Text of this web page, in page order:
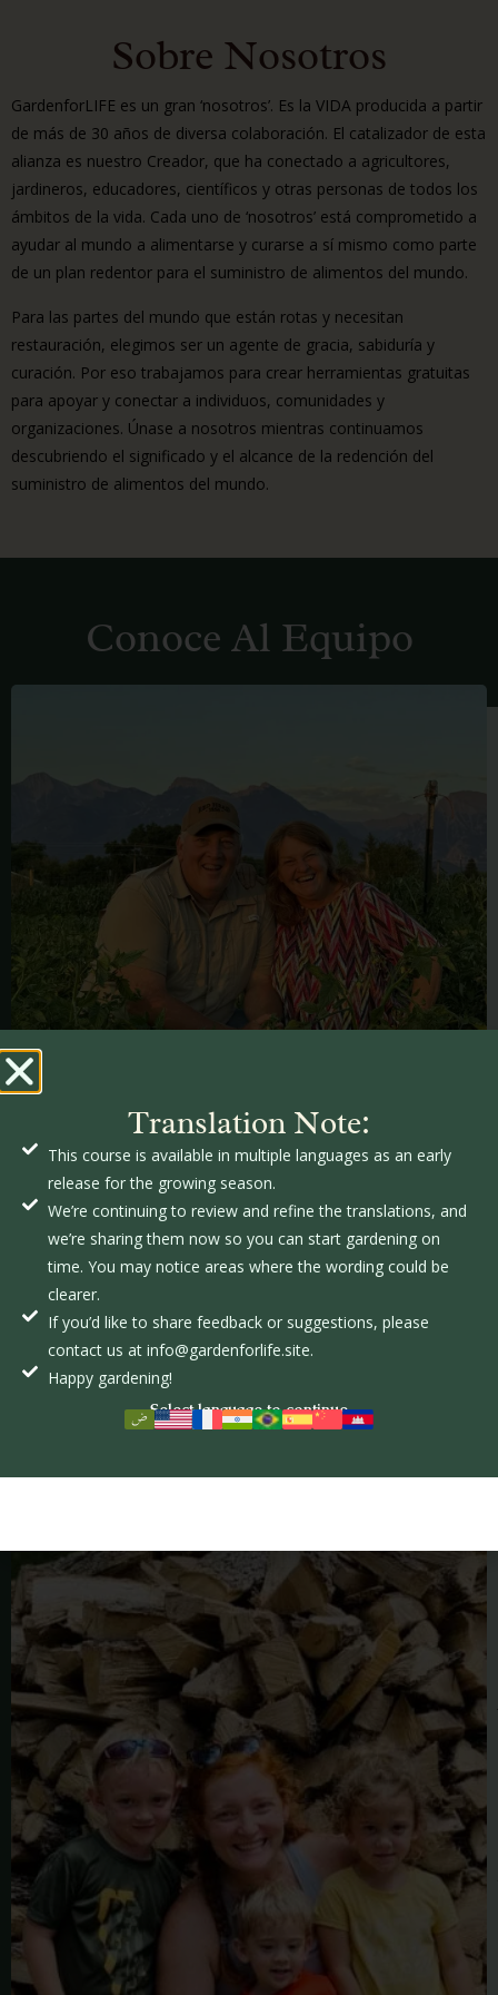
Sobre Nosotros
GardenforLIFE es un gran ‘nosotros’. Es la VIDA producida a partir
de más de 30 años de diversa colaboración. El catalizador de esta
alianza es nuestro Creador, que ha conectado a agricultores,
jardineros, educadores, científicos y otras personas de todos los
ámbitos de la vida. Cada uno de ‘nosotros’ está comprometido a
ayudar al mundo a alimentarse y curarse a sí mismo como parte
de un plan redentor para el suministro de alimentos del mundo.
Para las partes del mundo que están rotas y necesitan
restauración, elegimos ser un agente de gracia, sabiduría y
curación. Por eso trabajamos para crear herramientas gratuitas
para apoyar y conectar a individuos, comunidades y
organizaciones. Únase a nosotros mientras continuamos
descubriendo el significado y el alcance de la redención del
suministro de alimentos del mundo.
Conoce Al Equipo
BRITTNEY
HALE
Translation Note:
This course is available in multiple languages as an early
release for the growing season.
We’re continuing to review and refine the translations, and
we’re sharing them now so you can start gardening on
time. You may notice areas where the wording could be
clearer.
If you’d like to share feedback or suggestions, please
contact us at info@gardenforlife.site.
Happy gardening!
Select language to continue